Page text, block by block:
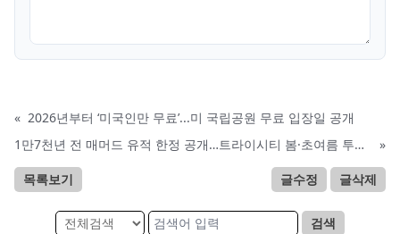
« 2026년부터 ‘미국인만 무료’...미 국립공원 무료 입장일 공개
1만7천년 전 매머드 유적 한정 공개…트라이시티 봄·초여름 투어 시작
»
목록보기 글수정 글삭제
검색